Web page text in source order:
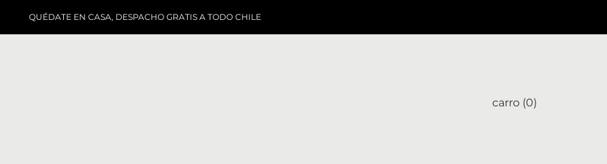
QUÉDATE EN CASA, DESPACHO GRATIS A TODO CHILE
carro (0)